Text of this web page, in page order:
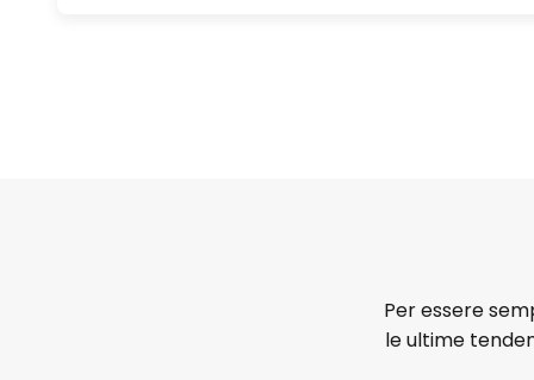
Per essere
le ultime